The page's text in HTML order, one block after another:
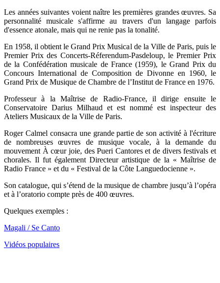
Les années suivantes voient naître les premières grandes œuvres. Sa
personnalité musicale s'affirme au travers d'un langage parfois
d'essence atonale, mais qui ne renie pas la tonalité.
En 1958, il obtient le Grand Prix Musical de la Ville de Paris, puis le
Premier Prix des Concerts-Réferendum-Pasdeloup, le Premier Prix
de la Confédération musicale de France (1959), le Grand Prix du
Concours International de Composition de Divonne en 1960, le
Grand Prix de Musique de Chambre de l’Institut de France en 1976.
Professeur à la Maîtrise de Radio-France, il dirige ensuite le
Conservatoire Darius Milhaud et est nommé est inspecteur des
Ateliers Musicaux de la Ville de Paris.
Roger Calmel consacra une grande partie de son activité à l'écriture
de nombreuses œuvres de musique vocale, à la demande du
mouvement À cœur joie, des Pueri Cantores et de divers festivals et
chorales. Il fut également Directeur artistique de la « Maîtrise de
Radio France » et du « Festival de la Côte Languedocienne ».
Son catalogue, qui s’étend de la musique de chambre jusqu’à l’opéra
et à l’oratorio compte près de 400 œuvres.
Quelques exemples :
Magali / Se Canto
Vidéos populaires